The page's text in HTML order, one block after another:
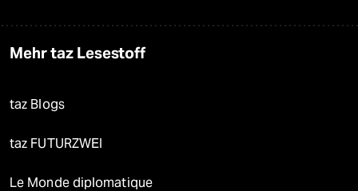
Mehr taz Lesestoff
taz Blogs
taz FUTURZWEI
Le Monde diplomatique